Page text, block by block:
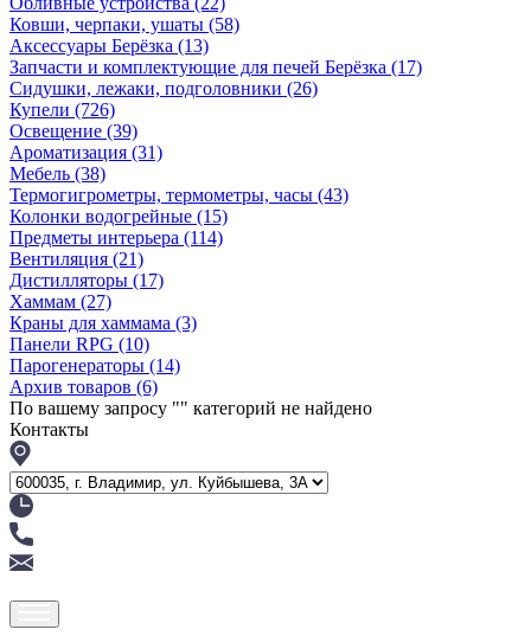
Ковши, черпаки, ушаты (58)
Аксессуары Берёзка (13)
Запчасти и комплектующие для печей Берёзка (17)
Сидушки, лежаки, подголовники (26)
Купели (726)
Освещение (39)
Ароматизация (31)
Мебель (38)
Термогигрометры, термометры, часы (43)
Колонки водогрейные (15)
Предметы интерьера (114)
Вентиляция (21)
Дистилляторы (17)
Хаммам (27)
Краны для хаммама (3)
Панели RPG (10)
Парогенераторы (14)
Архив товаров (6)
По вашему запросу "" категорий не найдено
Контакты